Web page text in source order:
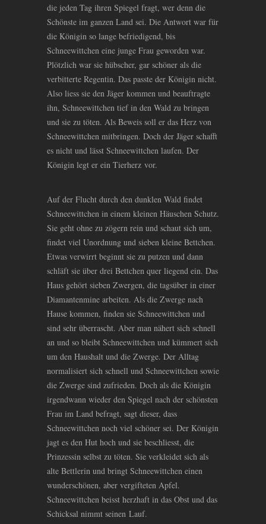
die jeden Tag ihren Spiegel fragt, wer denn die
Schönste im ganzen Land sei. Die Antwort war für
die Königin so lange befriedigend, bis
Schneewittchen eine junge Frau geworden war.
Plötzlich war sie hübscher, gar schöner als die
verbitterte Regentin. Das passte der Königin nicht.
Also liess sie den Jäger kommen und beauftragte
ihn, Schneewittchen tief in den Wald zu bringen
und sie zu töten. Als Beweis soll er das Herz von
Schneewittchen mitbringen. Doch der Jäger schafft
es nicht und lässt Schneewittchen laufen. Der
Königin legt er ein Tierherz vor.
Auf der Flucht durch den dunklen Wald findet
Schneewittchen in einem kleinen Häuschen Schutz.
Sie geht ohne zu zögern rein und schaut sich um,
findet viel Unordnung und sieben kleine Bettchen.
Etwas verwirrt beginnt sie zu putzen und dann
schläft sie über drei Bettchen quer liegend ein. Das
Haus gehört sieben Zwergen, die tagsüber in einer
Diamantenmine arbeiten. Als die Zwerge nach
Hause kommen, finden sie Schneewittchen und
sind sehr überrascht. Aber man nähert sich schnell
an und so bleibt Schneewittchen und kümmert sich
um den Haushalt und die Zwerge. Der Alltag
normalisiert sich schnell und Schneewittchen sowie
die Zwerge sind zufrieden. Doch als die Königin
irgendwann wieder den Spiegel nach der schönsten
Frau im Land befragt, sagt dieser, dass
Schneewittchen noch viel schöner sei. Der Königin
jagt es den Hut hoch und sie beschliesst, die
Prinzessin selbst zu töten. Sie verkleidet sich als
alte Bettlerin und bringt Schneewittchen einen
wunderschönen, aber vergifteten Apfel.
Schneewittchen beisst herzhaft in das Obst und das
Schicksal nimmt seinen Lauf.